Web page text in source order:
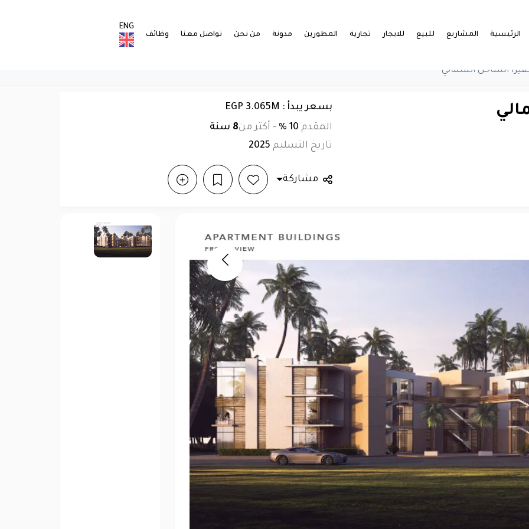
الرئيسية المشاريع للبيع للايجار تجارية المطورين مدونة من نحن تواصل معنا وظائف
ENG
الساحل الشمالي
بسعر يبدأ : EGP 3.065M
المقدم 10 %
- أكثر من8 سنة
تاريخ التسليم 2025
مشاركة
Previous